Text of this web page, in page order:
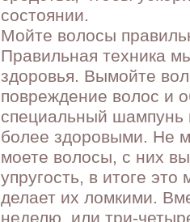
состоянии.
Мойте волосы
Правильная техника
здоровья. Вымойте
повреждение волос и
специальный шампунь
более здоровыми. Не
моете волосы, с них
упругость, в итоге
делает их ломкими.
неделю, или три-